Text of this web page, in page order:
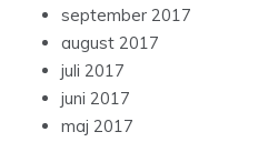
september 2017
august 2017
juli 2017
juni 2017
maj 2017